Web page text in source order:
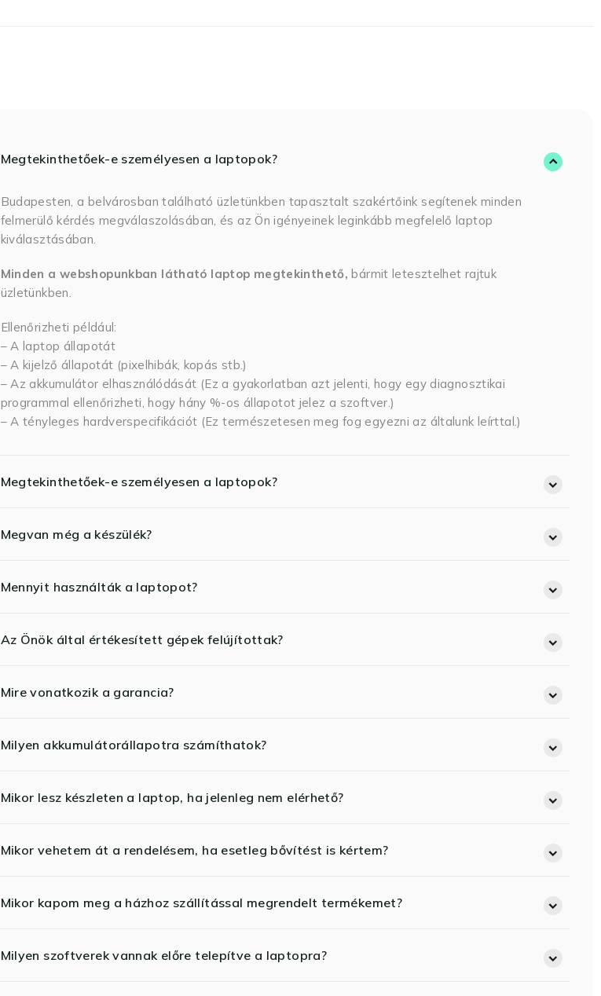
Megtekinthetőek-e személyesen a laptopok?
Budapesten, a belvárosban található üzletünkben tapasztalt szakértőink segítenek minden
felmerülő kérdés megválaszolásában, és az Ön igényeinek leginkább megfelelő laptop
kiválasztásában.
Minden a webshopunkban látható laptop megtekinthető,bármit letesztelhet rajtuk
üzletünkben.
Ellenőrizheti például:
– A laptop állapotát
– A kijelző állapotát (pixelhibák, kopás stb.)
– Az akkumulátor elhasználódását (Ez a gyakorlatban azt jelenti, hogy egy diagnosztikai
programmal ellenőrizheti, hogy hány %-os állapotot jelez a szoftver.)
– A tényleges hardverspecifikációt (Ez természetesen meg fog egyezni az általunk leírttal.)
Megtekinthetőek-e személyesen a laptopok?
Megvan még a készülék?
Mennyit használták a laptopot?
Az Önök által értékesített gépek felújítottak?
Mire vonatkozik a garancia?
Milyen akkumulátorállapotra számíthatok?
Mikor lesz készleten a laptop, ha jelenleg nem elérhető?
Mikor vehetem át a rendelésem, ha esetleg bővítést is kértem?
Mikor kapom meg a házhoz szállítással megrendelt termékemet?
Milyen szoftverek vannak előre telepítve a laptopra?